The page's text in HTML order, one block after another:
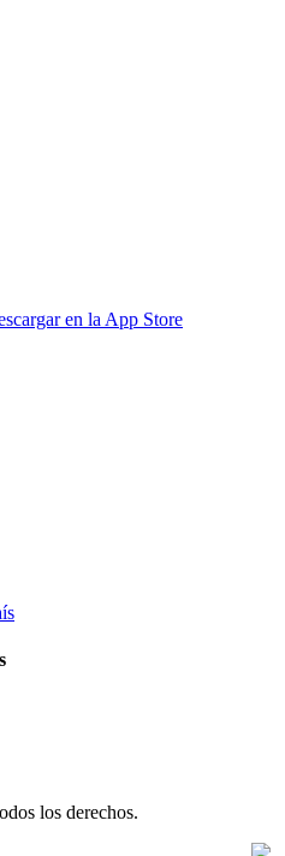
los derechos.